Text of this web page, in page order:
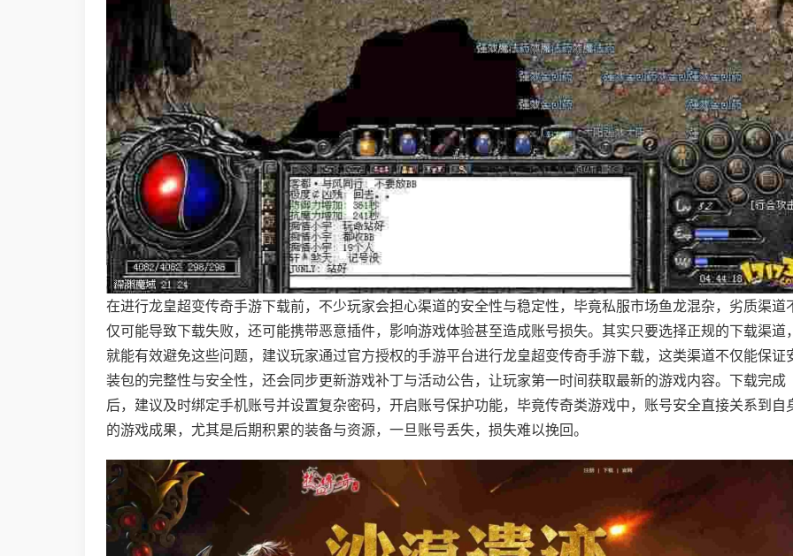
在进行龙皇超变传奇手游下载前，不少玩家会担心渠道的安全性与稳定性，毕竟私服市场鱼龙混杂，劣质渠道
仅可能导致下载失败，还可能携带恶意插件，影响游戏体验甚至造成账号损失。其实只要选择正规的下载渠道
就能有效避免这些问题，建议玩家通过官方授权的手游平台进行龙皇超变传奇手游下载，这类渠道不仅能保证
装包的完整性与安全性，还会同步更新游戏补丁与活动公告，让玩家第一时间获取最新的游戏内容。下载完成
后，建议及时绑定手机账号并设置复杂密码，开启账号保护功能，毕竟传奇类游戏中，账号安全直接关系到自
的游戏成果，尤其是后期积累的装备与资源，一旦账号丢失，损失难以挽回。